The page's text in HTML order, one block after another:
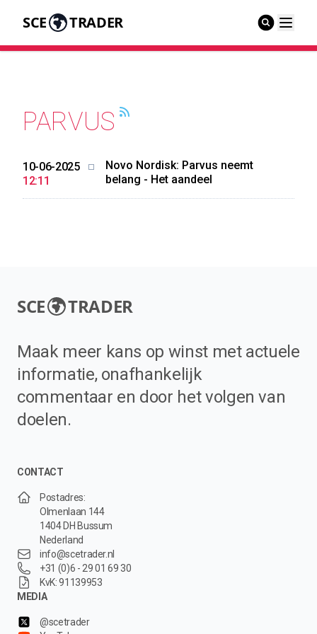
SCE TRADER
PARVUS
10-06-2025
12:11
Novo Nordisk: Parvus neemt
belang - Het aandeel
SCE TRADER
Maak meer kans op winst met actuele
informatie, onafhankelijk
commentaar en door het volgen van
doelen.
CONTACT
Postadres:
Olmenlaan 144
1404 DH Bussum
Nederland
info@scetrader.nl
+31 (0)6 - 29 01 69 30
KvK: 91139953
MEDIA
@scetrader